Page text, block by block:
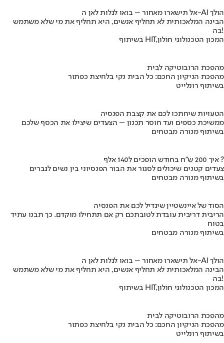
אל תישארו מאחור – בואו לגלות לאן ה-AI הולך
הבינה המלאכותית לא תחליף אנשים, היא תחליף את מי שלא משתמש
בה!
בשיתוף HIT,המכון הטכנולוגי חולון
מהפכת הרובוטיקה לבית
מהפכת הניקיון החכם: כל הבית נקי בלחיצת כפתור
בשיתוף רונלייט
הטעויות שיחתכו לכם את קצבת הפנסיה
ממשיכת כספים ועד חוסר תכנון – הצעדים שיצילו את הכסף שלכם
בשיתוף מנורה מבטחים
איך 200 ש"ח בחודש הופכים ל140 אלף ?
צעדים קטנים שיכולים לסגור את הבור הפנסיוני בין נשים לגברים
בשיתוף מנורה מבטחים
הסוד של איינשטיין שיגדיל לכם את הפנסיה
הריבית דריבית עובדת לטובתכם רק אם תתחילו מוקדם. כך תבנו עתיד
בטוח
בשיתוף מנורה מבטחים
אל תישארו מאחור – בואו לגלות לאן ה-AI הולך
הבינה המלאכותית לא תחליף אנשים, היא תחליף את מי שלא משתמש
בה!
בשיתוף HIT,המכון הטכנולוגי חולון
מהפכת הרובוטיקה לבית
מהפכת הניקיון החכם: כל הבית נקי בלחיצת כפתור
בשיתוף רונלייט